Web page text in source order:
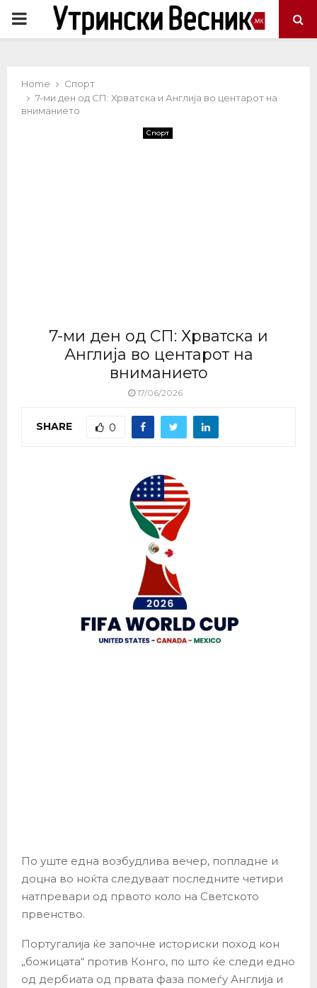
PRIMARY
Home
Спорт
7-ми ден од СП: Хрватска и Англија во центарот на
вниманието
Спорт
7-ми ден од СП: Хрватска и
Англија во центарот на
вниманието
17/06/2026
SHARE 0
По уште една возбудлива вечер, попладне и
доцна во ноќта следуваат последните четири
натпревари од првото коло на Светското
првенство.
Португалија ќе започне историски поход кон
„божицата“ против Конго, по што ќе следи едно
од дербиата од првата фаза помеѓу Англија и